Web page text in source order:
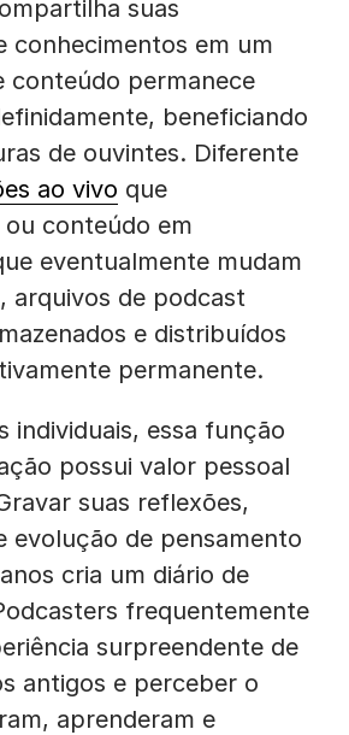
suas
conhecimentos em um
conteúdo permanece
beneficiando
de ouvintes. Diferente
ao vivo que
ou conteúdo em
eventualmente mudam
arquivos de podcast
e distribuídos
permanente.
individuais, essa função
possui valor pessoal
suas reflexões,
evolução de pensamento
cria um diário de
frequentemente
surpreendente de
antigos e perceber o
aprenderam e